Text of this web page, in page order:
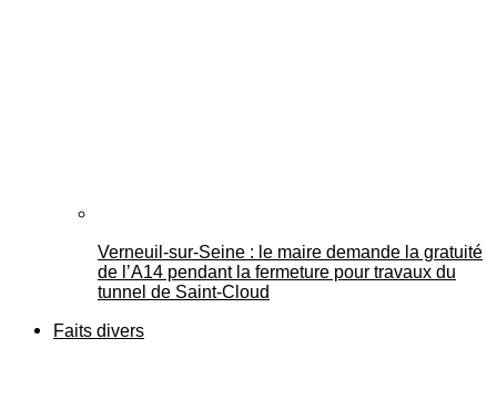
Verneuil-sur-Seine : le maire demande la gratuité
de l’A14 pendant la fermeture pour travaux du
tunnel de Saint-Cloud
Faits divers